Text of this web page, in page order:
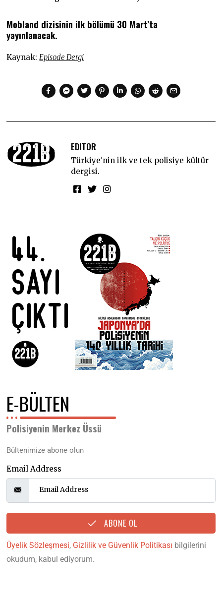
Mobland dizisinin ilk bölümü 30 Mart’ta
yayınlanacak.
Kaynak: Episode Dergi
EDITOR
Türkiye'nin ilk ve tek polisiye kültür
dergisi.
E-BÜLTEN
Polisiyenin Merkez Üssü
Bültenimize abone olun
Email Address
ABONE OL
Üyelik Sözleşmesi, Gizlilik ve Güvenlik Politikası bilgilerini
okudum, kabul ediyorum.